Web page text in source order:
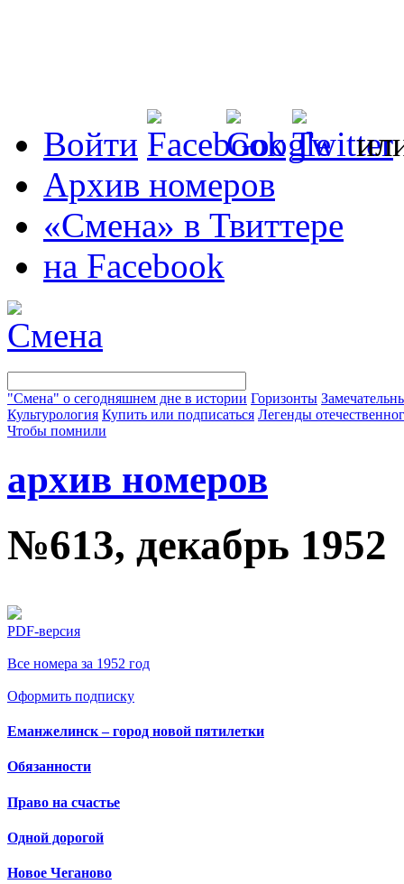
Войти
Архив номеров
«Смена» в Твиттере
на Facebook
"Смена" о сегодняшнем дне в истории Горизонты
Культурология Купить или подписаться Легенды
Чтобы помнили
архив номеров
№613, декабрь 1952
PDF-версия
Все номера за 1952 год
Оформить подписку
Еманжелинск – город новой пятилетки
Обязанности
Право на счастье
Одной дорогой
Новое Чеганово